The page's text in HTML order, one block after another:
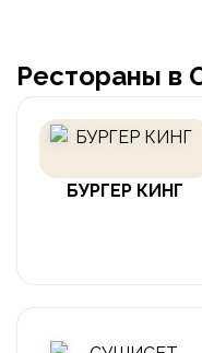
Рестораны в
БУРГЕР КИНГ